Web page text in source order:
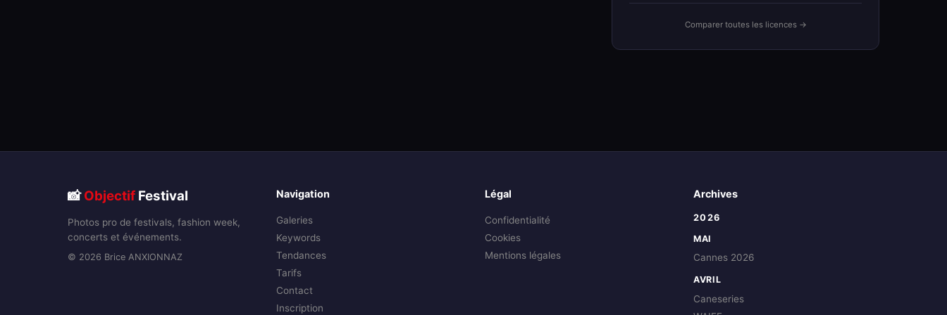
Comparer toutes les licences →
📸Objectif Festival
Photos pro de festivals, fashion week,
concerts et événements.
© 2026 Brice ANXIONNAZ
Navigation
Galeries
Keywords
Tendances
Tarifs
Contact
Inscription
Légal
Confidentialité
Cookies
Mentions légales
Archives
2026
MAI
Cannes 2026
AVRIL
Caneseries